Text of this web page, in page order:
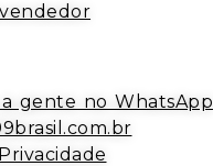
gente no WhatsApp